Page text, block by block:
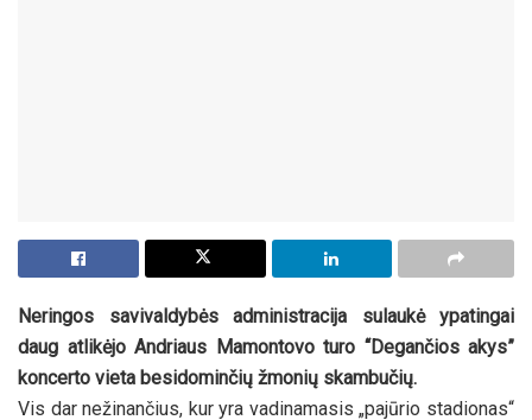
Neringos savivaldybės administracija sulaukė ypatingai
daug atlikėjo Andriaus Mamontovo turo “Degančios akys”
koncerto vieta besidominčių žmonių skambučių.
Vis dar nežinančius, kur yra vadinamasis „pajūrio stadionas“